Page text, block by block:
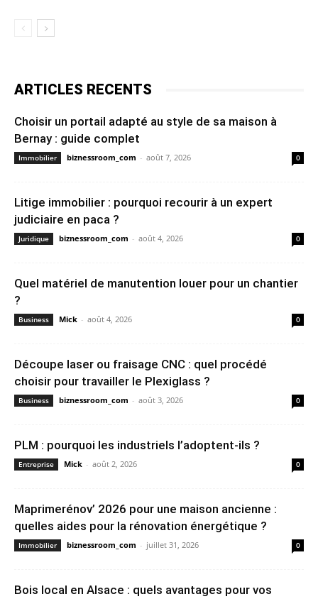
ARTICLES RECENTS
Choisir un portail adapté au style de sa maison à
Bernay : guide complet
Immobilier biznessroom_com - août 7, 2026 0
Litige immobilier : pourquoi recourir à un expert
judiciaire en paca ?
Juridique biznessroom_com - août 4, 2026 0
Quel matériel de manutention louer pour un chantier
?
Business Mick - août 4, 2026 0
Découpe laser ou fraisage CNC : quel procédé
choisir pour travailler le Plexiglass ?
Business biznessroom_com - août 3, 2026 0
PLM : pourquoi les industriels l’adoptent-ils ?
Entreprise Mick - août 2, 2026 0
Maprimerénov’ 2026 pour une maison ancienne :
quelles aides pour la rénovation énergétique ?
Immobilier biznessroom_com - juillet 31, 2026 0
Bois local en Alsace : quels avantages pour vos